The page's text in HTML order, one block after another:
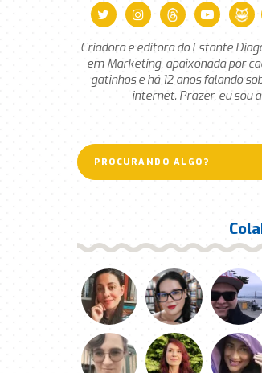
Criadora e editora do Estante
em Marketing, apaixonada por
gatinhos e há 12 anos falando
internet. Prazer, eu sou a